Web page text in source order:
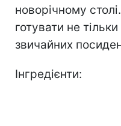
новорічному
готувати не
звичайних
Інгредієнти: